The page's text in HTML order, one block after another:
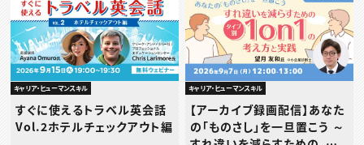
キャリア・ヒューマンスキル
すぐに使えるトラベル英会話
Vol.2ホテルチェックアウト編
キャリア・ヒューマンスキル
【アーカイブ録画配信】あなた
の「ものさし」を一旦置こう ～